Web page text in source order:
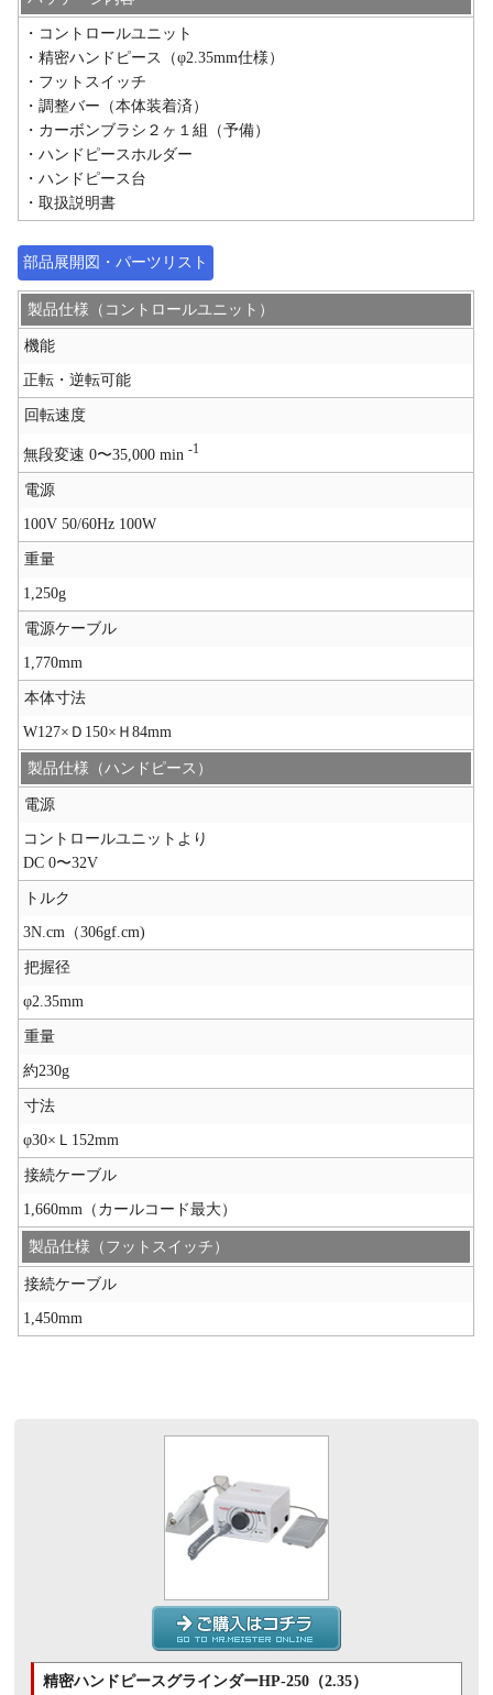
・コントロールユニット
・精密ハンドピース（φ2.35mm仕様）
・フットスイッチ
・調整バー（本体装着済）
・カーボンブラシ２ヶ１組（予備）
・ハンドピースホルダー
・ハンドピース台
・取扱説明書
部品展開図・パーツリスト
製品仕様（コントロールユニット）
機能
正転・逆転可能
回転速度
無段変速 0〜35,000 min-1
電源
100V 50/60Hz 100W
重量
1,250g
電源ケーブル
1,770mm
本体寸法
W127×Ｄ150×Ｈ84mm
製品仕様（ハンドピース）
電源
コントロールユニットより
DC 0〜32V
トルク
3N.cm（306gf.cm)
把握径
φ2.35mm
重量
約230g
寸法
φ30×Ｌ152mm
接続ケーブル
1,660mm（カールコード最大）
製品仕様（フットスイッチ）
接続ケーブル
1,450mm
精密ハンドピースグラインダーHP-250（2.35）